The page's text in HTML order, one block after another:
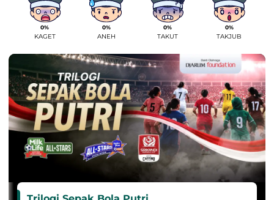
0%
KAGET
0%
ANEH
0%
TAKUT
0%
TAKJUB